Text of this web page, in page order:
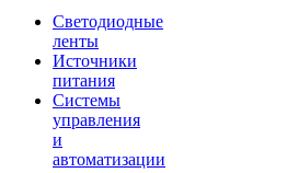
Светодиодные
ленты
Источники
питания
Системы
управления
и
автоматизации